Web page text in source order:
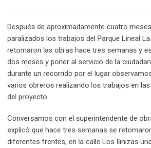
Después de aproximadamente cuatro
paralizados los trabajos del Parque Lineal
retomaron las obras hace tres semanas y
dos meses y poner al servicio de la
durante un recorrido por el lugar
varios obreros realizando los trabajos en
del proyecto.
Conversamos con el superintendente de
explicó que hace tres semanas se
diferentes frentes, en la calle Los Ilinizas